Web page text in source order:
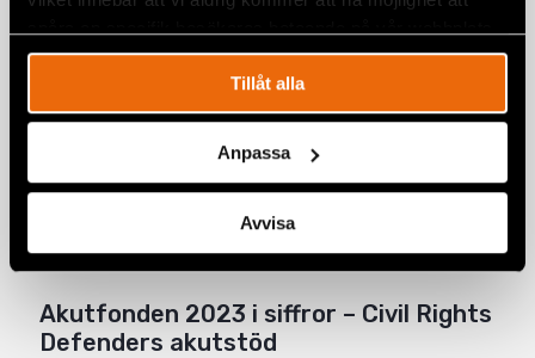
Tillåt alla
Anpassa
Avvisa
Akutfonden 2025 i siffror – Civil Rights
Akutfonden 2024 i siffror – Civil Rights
Defenders akutstöd
AKUTFONDEN,NYHETER 4 juli 2025
Akutfonden 2023 i siffror – Civil Rights
Defenders akutstöd